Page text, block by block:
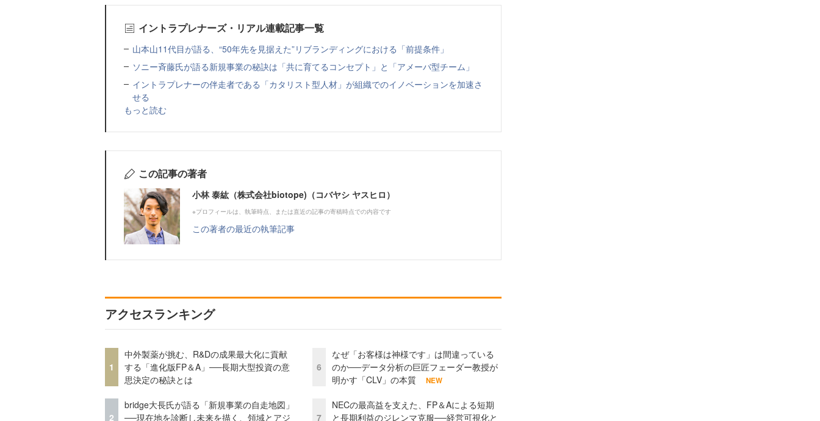
イントラプレナーズ・リアル連載記事一覧
山本山11代目が語る、“50年先を見据えた”リブランディングにおける「前提条件」
ソニー斉藤氏が語る新規事業の秘訣は「共に育てるコンセプト」と「アメーバ型チーム」
イントラプレナーの伴走者である「カタリスト型人材」が組織でのイノベーションを加速さ
せる
もっと読む
この記事の著者
小林 泰紘（株式会社biotope)（コバヤシ ヤスヒロ）
※プロフィールは、執筆時点、または直近の記事の寄稿時点での内容です
この著者の最近の執筆記事
アクセスランキング
1
中外製薬が挑む、R&Dの成果最大化に貢献
する「進化版FP＆A」──長期大型投資の意
思決定の秘訣とは
2
bridge大長氏が語る「新規事業の自走地図」
──現在地を診断し未来を描く、領域とアジ
6
なぜ「お客様は神様です」は間違っている
のか──データ分析の巨匠フェーダー教授が
明かす「CLV」の本質
NEW
7
NECの最高益を支えた、FP＆Aによる短期
と長期利益のジレンマ克服──経営可視化と